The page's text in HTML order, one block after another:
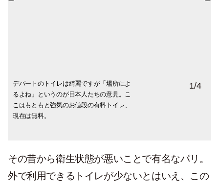
デパートのトイレは綺麗ですが「場所によ
るよね」というのが日本人たちの意見。こ
こはもともと強気のお値段の有料トイレ、
現在は無料。
歩道の脇に忽然とある公衆トイレ。いまだ
に勇気がなく使えませんが、非常事態の際
には私もきっと入るはず。設置場所は増え
ていてアプリで検索可。
公衆トイレは使用後毎回、個室内丸ごと自
動洗浄されますが、乾燥システムが全く効
かず中は常にびっしょびしょ。もちろんト
イレットペーパーもびしょぬれで使えない
ヨーロッパではおなじみの有料トイレ。入
り口で支払うか、コインを投入で開錠され
中へ。用を済ませてドアを開けると目の前
に清掃員が仁王立ちしていることもしばし
1/4
その昔から衛生状態が悪いことで有名なパリ。
外で利用できるトイレが少ないとはいえ、この